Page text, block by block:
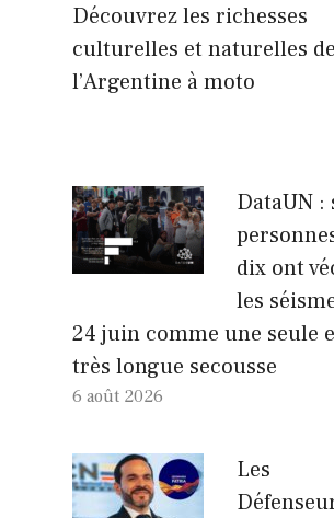
Découvrez les richesses
culturelles et naturelles de
l’Argentine à moto
DataUN :
dix ont
les
24 juin comme une seule
très longue secousse
6 août 2026
Les